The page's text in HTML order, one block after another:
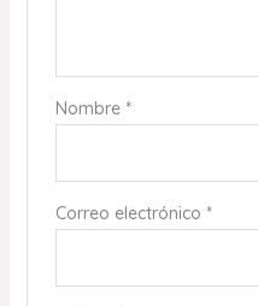
Nombre *
Correo electrónico *